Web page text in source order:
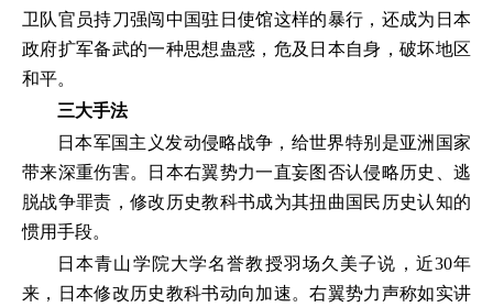
卫队官员持刀强闯中国驻日使馆这样的暴行，还成为日本
政府扩军备武的一种思想蛊惑，危及日本自身，破坏地区
和平。
三大手法
日本军国主义发动侵略战争，给世界特别是亚洲国家
带来深重伤害。日本右翼势力一直妄图否认侵略历史、逃
脱战争罪责，修改历史教科书成为其扭曲国民历史认知的
惯用手段。
日本青山学院大学名誉教授羽场久美子说，近30年
来，日本修改历史教科书动向加速。右翼势力声称如实讲